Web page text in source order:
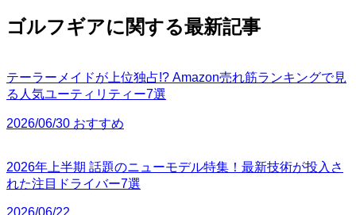
ゴルフギアに関する最新記事
テーラーメイドが上位独占!? Amazon売れ筋ランキングで見
る人気ユーティリティー7選
2026/06/30 おすすめ
2026年上半期 話題のニューモデル特集！最新技術が投入さ
れた注目ドライバー7選
2026/06/22